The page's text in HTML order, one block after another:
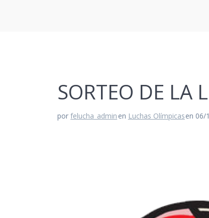
SORTEO DE LA
porfelucha_admin en Luchas Olímpicasen 06/